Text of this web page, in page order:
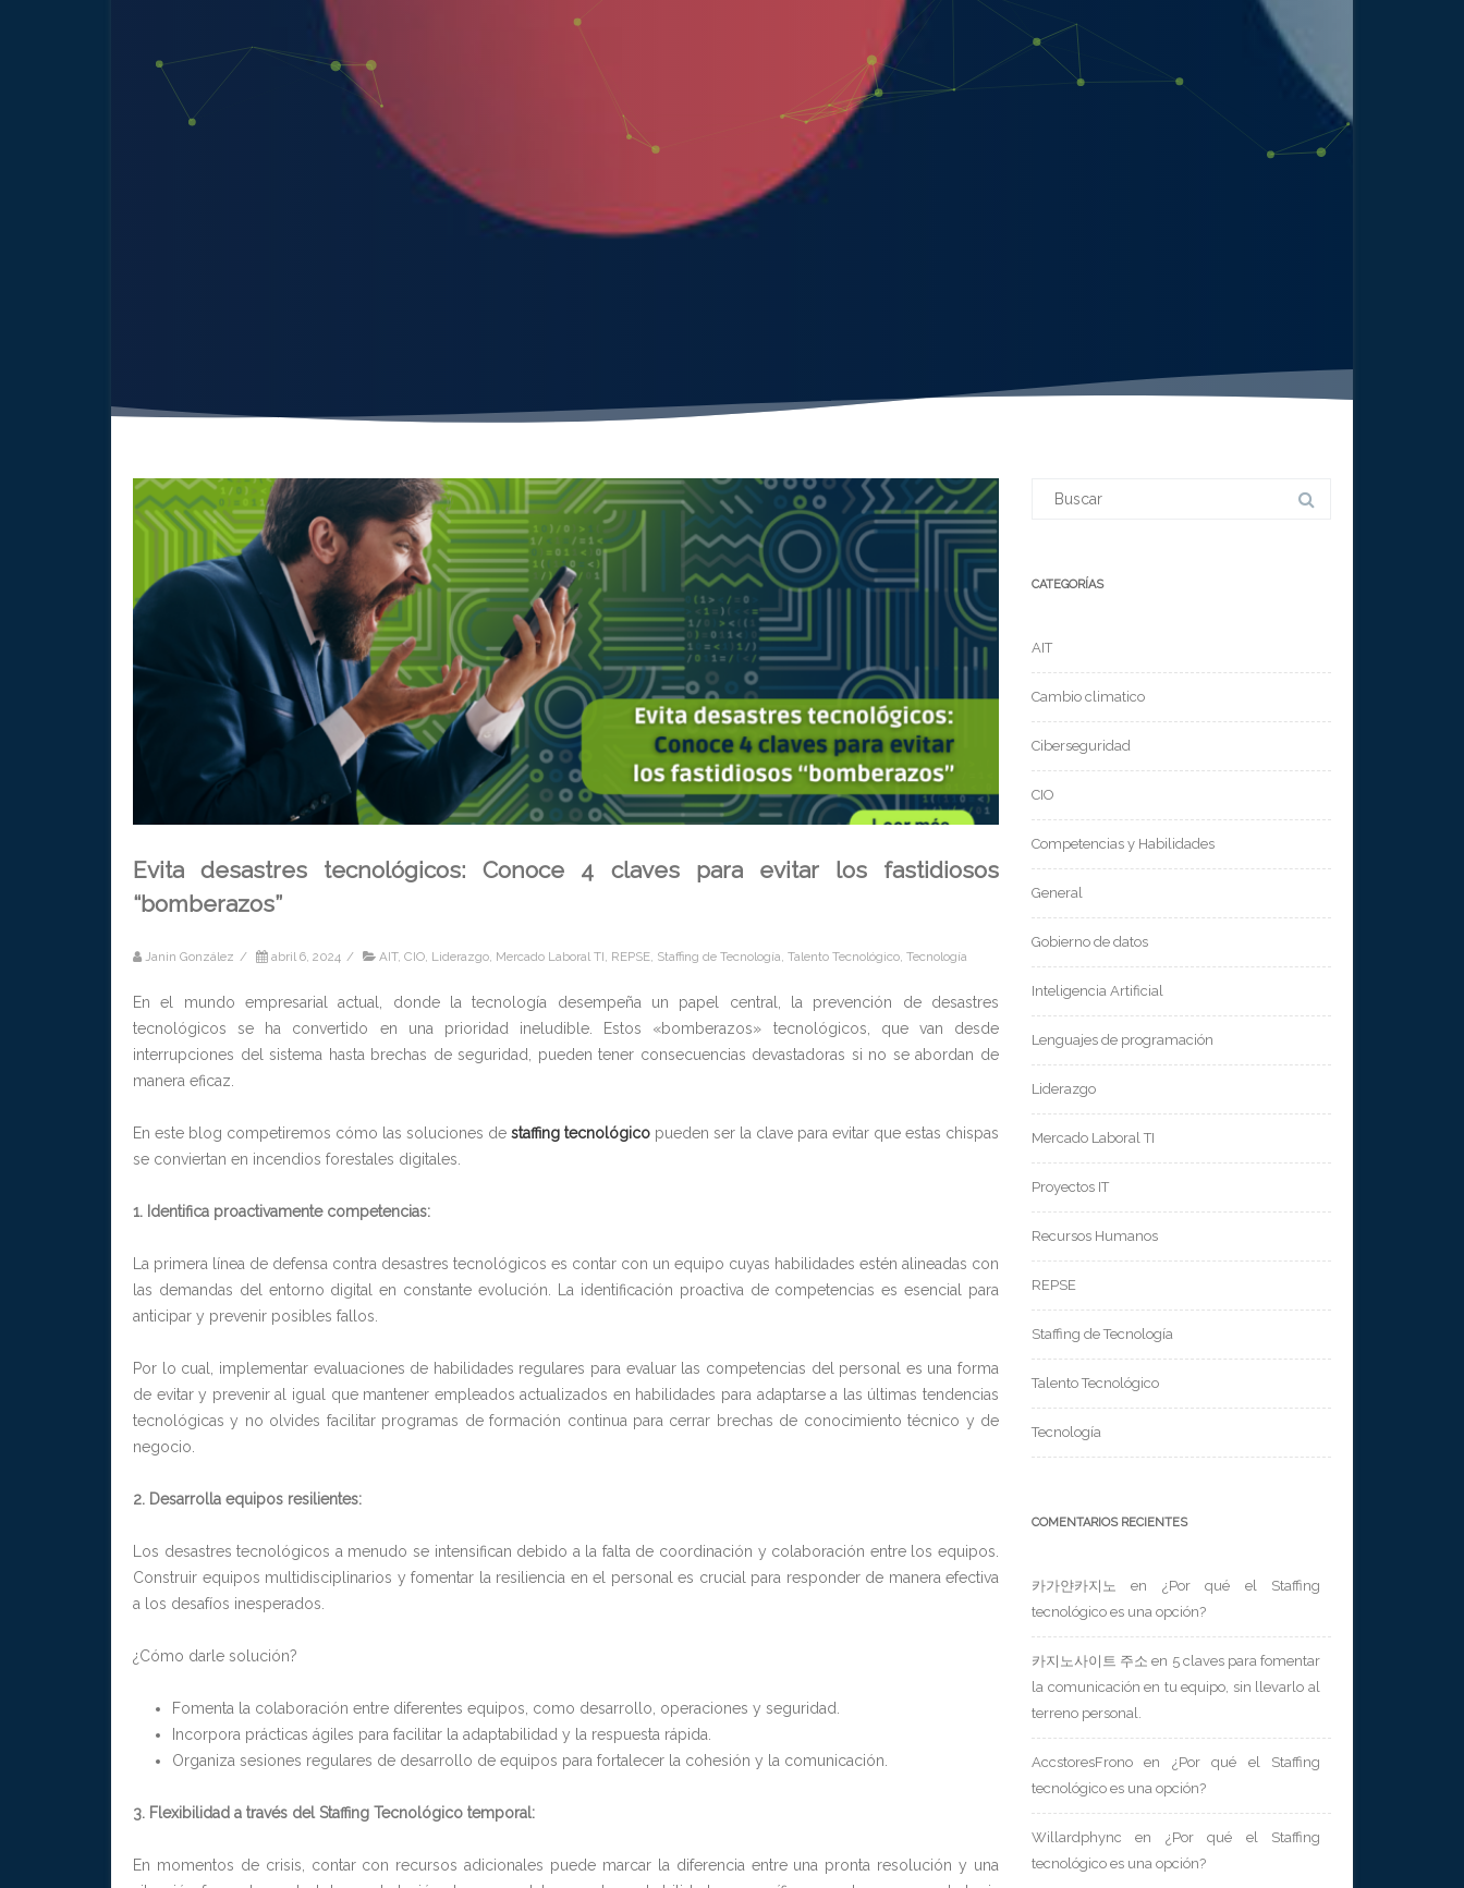
Evita desastres tecnológicos: Conoce 4 claves para evitar los fastidiosos
“bomberazos”
Janin González / abril 6, 2024 / AIT, CIO Liderazgo Mercado Laboral TI REPSE Staffing de Tecnología Talento Tecnológico Tecnología
En el mundo empresarial actual, donde la tecnología desempeña un papel central, la prevención de desastres
tecnológicos se ha convertido en una prioridad ineludible. Estos «bomberazos» tecnológicos, que van desde
interrupciones del sistema hasta brechas de seguridad, pueden tener consecuencias devastadoras si no se abordan de
manera eficaz.
En este blog competiremos cómo las soluciones de staffing tecnológico pueden ser la clave para evitar que estas chispas
se conviertan en incendios forestales digitales.
1. Identifica proactivamente competencias:
La primera línea de defensa contra desastres tecnológicos es contar con un equipo cuyas habilidades estén alineadas con
las demandas del entorno digital en constante evolución. La identificación proactiva de competencias es esencial para
anticipar y prevenir posibles fallos.
Por lo cual, implementar evaluaciones de habilidades regulares para evaluar las competencias del personal es una forma
de evitar y prevenir al igual que mantener empleados actualizados en habilidades para adaptarse a las últimas tendencias
tecnológicas y no olvides facilitar programas de formación continua para cerrar brechas de conocimiento técnico y de
negocio.
2. Desarrolla equipos resilientes:
Los desastres tecnológicos a menudo se intensifican debido a la falta de coordinación y colaboración entre los equipos.
Construir equipos multidisciplinarios y fomentar la resiliencia en el personal es crucial para responder de manera efectiva
a los desafíos inesperados.
¿Cómo darle solución?
Fomenta la colaboración entre diferentes equipos, como desarrollo, operaciones y seguridad.
Incorpora prácticas ágiles para facilitar la adaptabilidad y la respuesta rápida.
Organiza sesiones regulares de desarrollo de equipos para fortalecer la cohesión y la comunicación.
3. Flexibilidad a través del Staffing Tecnológico temporal:
En momentos de crisis, contar con recursos adicionales puede marcar la diferencia entre una pronta resolución y una
CATEGORÍAS
AIT
Cambio climatico
Ciberseguridad
CIO
Competencias y Habilidades
General
Gobierno de datos
Inteligencia Artificial
Lenguajes de programación
Liderazgo
Mercado Laboral TI
Proyectos IT
Recursos Humanos
REPSE
Staffing de Tecnología
Talento Tecnológico
Tecnología
COMENTARIOS RECIENTES
카가얀카지노 en ¿Por qué el Staffing
tecnológico es una opción?
카지노사이트 주소 en 5 claves para fomentar
la comunicación en tu equipo, sin llevarlo al
terreno personal.
AccstoresFrono en ¿Por qué el Staffing
tecnológico es una opción?
Willardphync en ¿Por qué el Staffing
tecnológico es una opción?